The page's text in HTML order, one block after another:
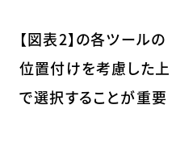
【図表2】の各ツールの
位置付けを考慮した上
で選択することが重要